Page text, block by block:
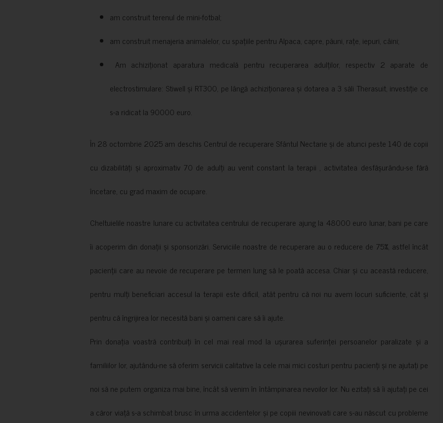
am construit terenul de mini-fotbal;
am construit menajeria animalelor, cu spațiile pentru Alpaca, capre, păuni, rațe, iepuri, câini;
Am achiziționat aparatura medicală pentru recuperarea adulților, respectiv 2 aparate de
electrostimulare: Stiwell și RT300, pe lângă achiziționarea și dotarea a 3 săli Therasuit, investiție ce
s-a ridicat la 90000 euro.
În 28 octombrie 2025 am deschis Centrul de recuperare Sfântul Nectarie și de atunci peste 140 de copii
cu dizabilități și aproximativ 70 de adulți au venit constant la terapii , activitatea desfășurându-se fără
încetare, cu grad maxim de ocupare.
Cheltuielile noastre lunare cu activitatea centrului de recuperare ajung la 48000 euro lunar, bani pe care
îi acoperim din donații și sponsorizări. Serviciile noastre de recuperare au o reducere de 75%, astfel încât
pacienții care au nevoie de recuperare pe termen lung să le poată accesa. Chiar și cu această reducere,
pentru mulți beneficiari accesul la terapii este dificil, atât pentru că noi nu avem locuri suficiente, cât și
pentru că îngrijirea lor necesită bani și oameni care să îi ajute.
Prin donația voastră contribuiți în cel mai real mod la ușurarea suferinței persoanelor paralizate și a
familiilor lor, ajutându-ne să oferim servicii calitative la cele mai mici costuri pentru pacienți și ne ajutați pe
noi să ne putem organiza mai bine, încât să venim în întâmpinarea nevoilor lor. Nu ezitați să îi ajutați pe cei
a căror viață s-a schimbat brusc în urma accidentelor și pe copiii nevinovati care s-au născut cu probleme